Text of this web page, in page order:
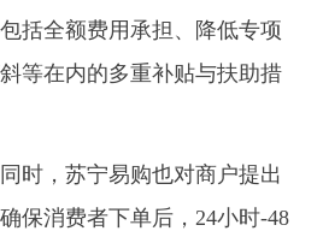
括全额费用承担、降低专项
等在内的多重补贴与扶助措
时，苏宁易购也对商户提出
保消费者下单后，24小时-48